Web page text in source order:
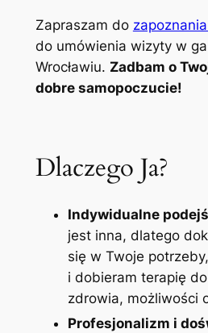
Zapraszam do
do umówienia wizyty w
Wrocławiu. Zadbam o
dobre samopoczucie!
Dlaczego Ja?
Indywidualne
jest inna, dlatego
się w Twoje
i dobieram terapię
zdrowia, możliwości
Profesjonalizm i